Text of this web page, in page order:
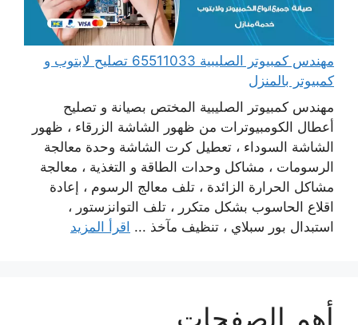
مهندس كمبيوتر الصليبية 65511033 تصليح لابتوب و
كمبيوتر بالمنزل
مهندس كمبيوتر الصليبية المختص بصيانة و تصليح
أعطال الكومبيوترات من ظهور الشاشة الزرقاء ، ظهور
الشاشة السوداء ، تعطيل كرت الشاشة وحدة معالجة
الرسومات ، مشاكل وحدات الطاقة و التغذية ، معالجة
مشاكل الحرارة الزائدة ، تلف معالج الرسوم ، إعادة
اقلاع الحاسوب بشكل متكرر ، تلف التوانزستور ،
استبدال بور سبلاي ، تنظيف مآخذ ... اقرأ المزيد
أهم الصفحات